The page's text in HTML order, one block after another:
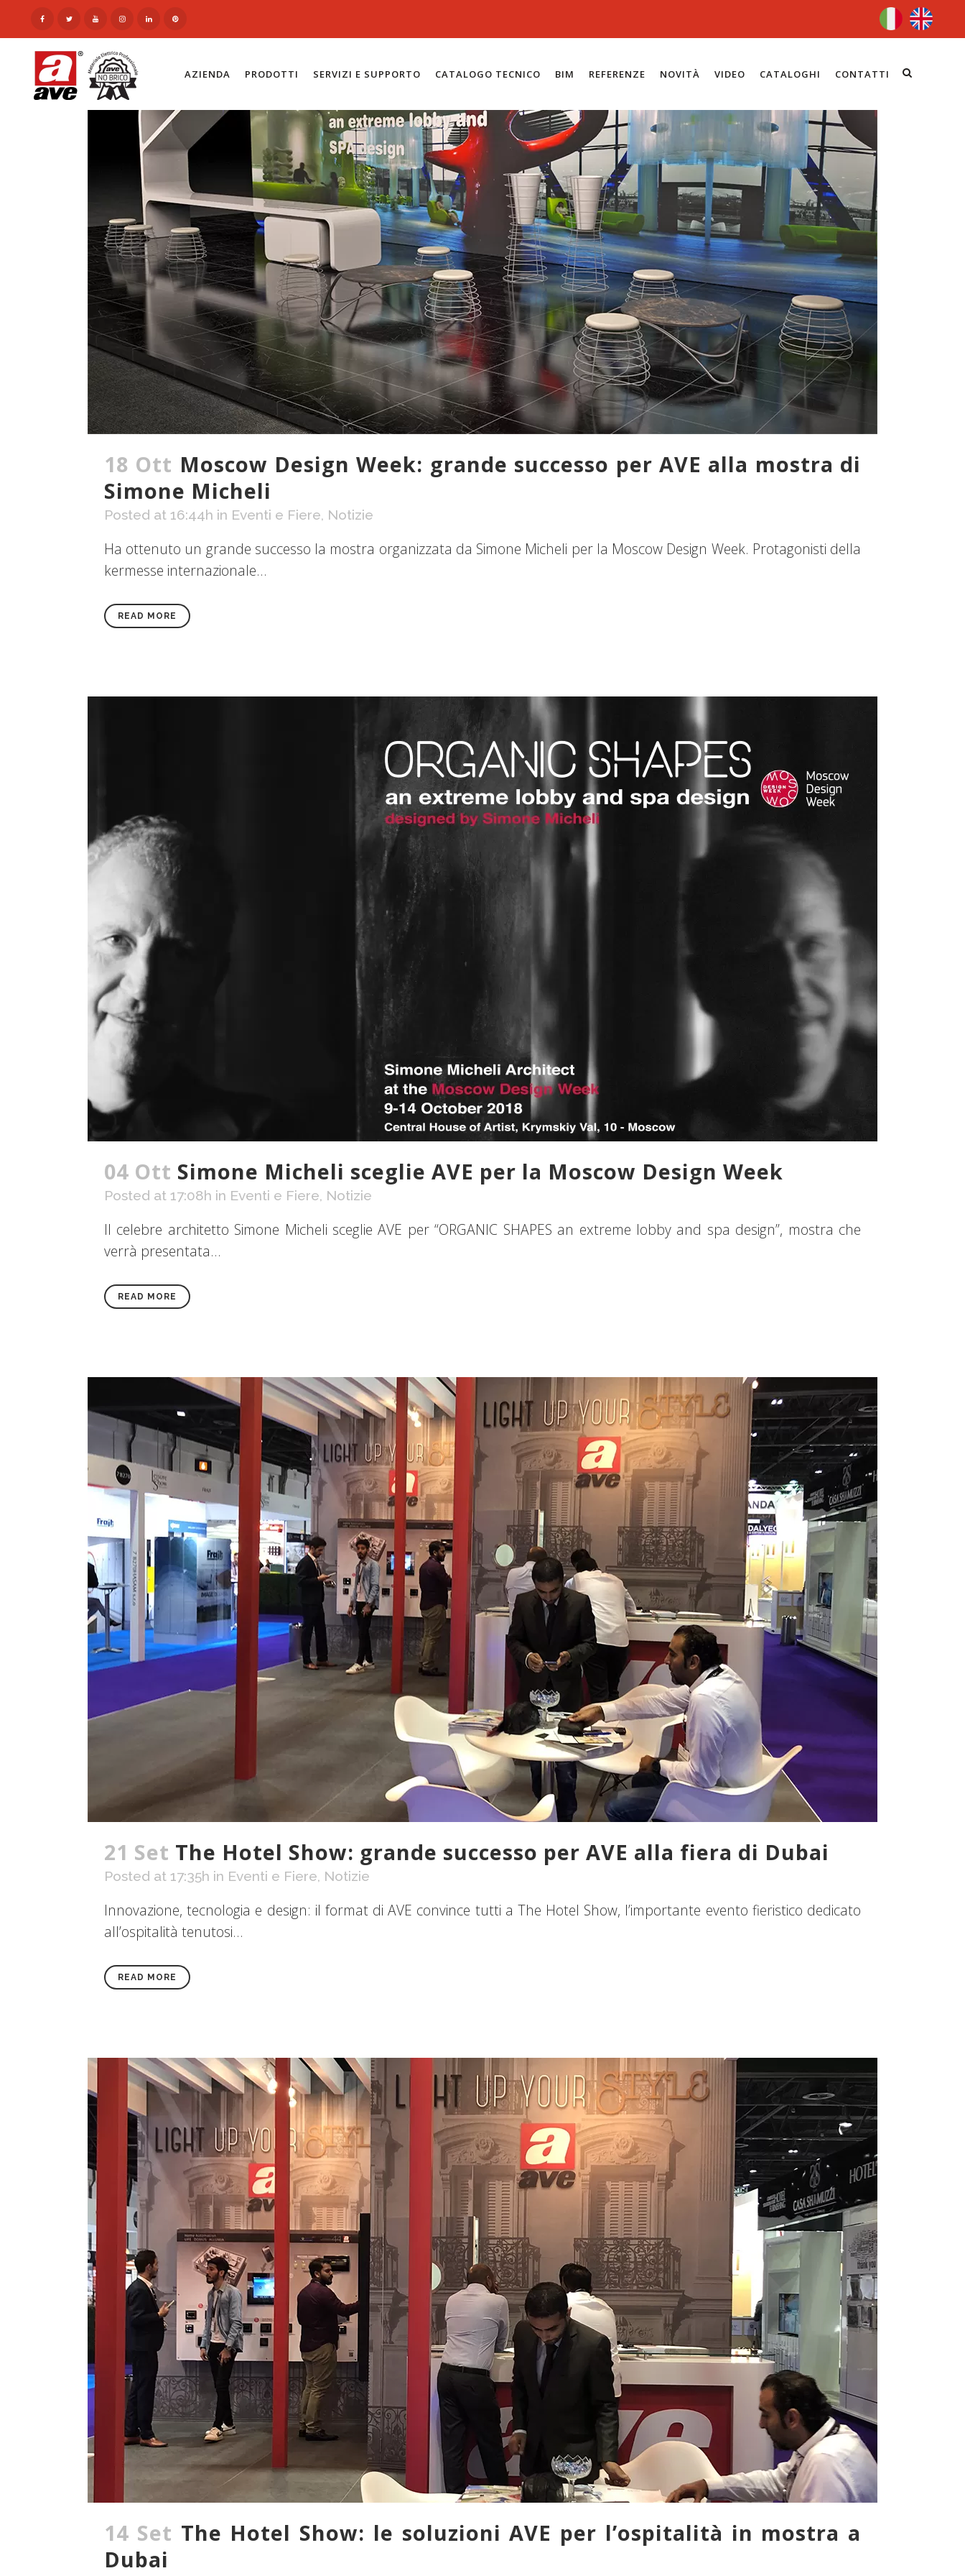
AZIENDA PRODOTTI SERVIZI E SUPPORTO CATALOGO TECNICO BIM REFERENZE NOVITÀ VIDEO CATALOGHI CONTATTI
18 Ott Moscow Design Week: grande successo per AVE alla mostra di
Simone Micheli
Posted at 16:44h in Eventi e Fiere, Notizie
Ha ottenuto un grande successo la mostra organizzata da Simone Micheli per la Moscow Design Week. Protagonisti della
kermesse internazionale...
READ MORE
04 Ott Simone Micheli sceglie AVE per la Moscow Design Week
Posted at 17:08h in Eventi e Fiere, Notizie
Il celebre architetto Simone Micheli sceglie AVE per “ORGANIC SHAPES an extreme lobby and spa design”, mostra che
verrà presentata...
READ MORE
21 Set The Hotel Show: grande successo per AVE alla fiera di Dubai
Posted at 17:35h in Eventi e Fiere, Notizie
Innovazione, tecnologia e design: il format di AVE convince tutti a The Hotel Show, l’importante evento fieristico dedicato
all’ospitalità tenutosi...
READ MORE
14 Set The Hotel Show: le soluzioni AVE per l’ospitalità in mostra a
Dubai